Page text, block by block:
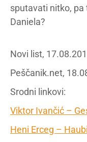
sputavati nitko, pa
Daniela?
Novi list,
Peščanik.net,
Srodni linkovi:
Viktor Ivančić –
Heni Erceg –